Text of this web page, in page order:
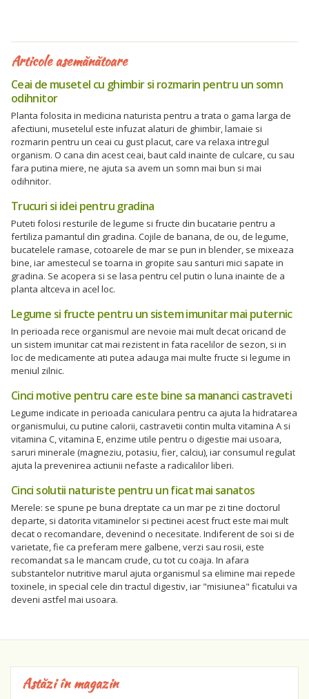
Articole asemănătoare
Ceai de musetel cu ghimbir si rozmarin pentru un somn
odihnitor
Planta folosita in medicina naturista pentru a trata o gama larga de
afectiuni, musetelul este infuzat alaturi de ghimbir, lamaie si
rozmarin pentru un ceai cu gust placut, care va relaxa intregul
organism. O cana din acest ceai, baut cald inainte de culcare, cu sau
fara putina miere, ne ajuta sa avem un somn mai bun si mai
odihnitor.
Trucuri si idei pentru gradina
Puteti folosi resturile de legume si fructe din bucatarie pentru a
fertiliza pamantul din gradina. Cojile de banana, de ou, de legume,
bucatelele ramase, cotoarele de mar se pun in blender, se mixeaza
bine, iar amestecul se toarna in gropite sau santuri mici sapate in
gradina. Se acopera si se lasa pentru cel putin o luna inainte de a
planta altceva in acel loc.
Legume si fructe pentru un sistem imunitar mai puternic
In perioada rece organismul are nevoie mai mult decat oricand de
un sistem imunitar cat mai rezistent in fata racelilor de sezon, si in
loc de medicamente ati putea adauga mai multe fructe si legume in
meniul zilnic.
Cinci motive pentru care este bine sa mananci castraveti
Legume indicate in perioada caniculara pentru ca ajuta la hidratarea
organismului, cu putine calorii, castravetii contin multa vitamina A si
vitamina C, vitamina E, enzime utile pentru o digestie mai usoara,
saruri minerale (magneziu, potasiu, fier, calciu), iar consumul regulat
ajuta la prevenirea actiunii nefaste a radicalilor liberi.
Cinci solutii naturiste pentru un ficat mai sanatos
Merele: se spune pe buna dreptate ca un mar pe zi tine doctorul
departe, si datorita vitaminelor si pectinei acest fruct este mai mult
decat o recomandare, devenind o necesitate. Indiferent de soi si de
varietate, fie ca preferam mere galbene, verzi sau rosii, este
recomandat sa le mancam crude, cu tot cu coaja. In afara
substantelor nutritive marul ajuta organismul sa elimine mai repede
toxinele, in special cele din tractul digestiv, iar "misiunea" ficatului va
deveni astfel mai usoara.
Astăzi în magazin